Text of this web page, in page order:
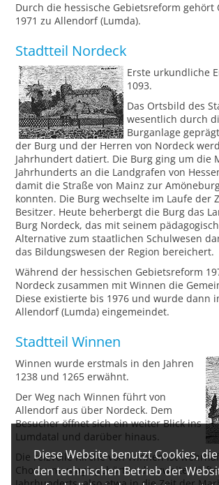
Diese Website benutzt Cookies,
den technischen Betrieb der
Durch die hessische Gebietsreform gehört
1971 zu Allendorf (Lumda).
Stadtteil Nordeck
Erste urkundliche
1093.
Das Ortsbild des
wesentlich durch
Burganlage
der Burg und der Herren von Nordeck
Jahrhundert datiert. Die Burg ging um die
Jahrhunderts an die Landgrafen von
damit die Straße von Mainz zur
konnten. Die Burg wechselte im Laufe der
Besitzer. Heute beherbergt die Burg das
Burg Nordeck, das mit seinem
Alternative zum staatlichen Schulwesen
das Bildungswesen der Region bereichert.
Während der hessischen Gebietsreform
Nordeck zusammen mit Winnen die
Diese existierte bis 1976 und wurde dann
Allendorf (Lumda) eingemeindet.
Stadtteil Winnen
Winnen wurde erstmals in den Jahren
1238 und 1265 erwähnt.
Der Weg nach Winnen führt von
Allendorf aus über Nordeck. Dem
Besucher öffnet sich ein weiter Blick ins
Lumdatal und darüber hinaus.
Die reizvolle Kirche von Winnen ist
Chorturmanlage gehört in die zweite Hälfte